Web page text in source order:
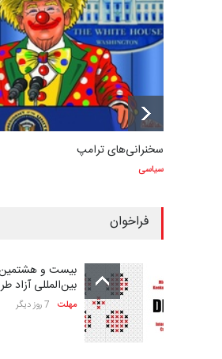
سخنرانی‌های ترامپ
سیاسی
فراخوان
بیست و
بین‌المللی آزاد
مهلت 7 روز دیگر